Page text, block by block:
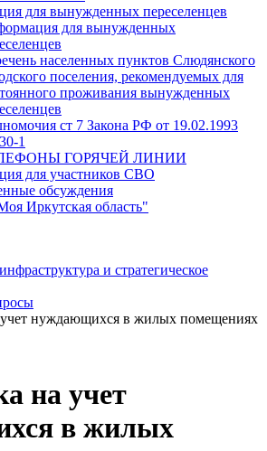
для вынужденных переселенцев
для вынужденных
населенных пунктов Слюдянского
поселения, рекомендуемых для
проживания вынужденных
ст 7 Закона РФ от 19.02.1993
1
ГОРЯЧЕЙ ЛИНИИ
для участников СВО
обсуждения
Иркутская область"
и стратегическое
учет нуждающихся в жилых помещениях
на учет
в жилых